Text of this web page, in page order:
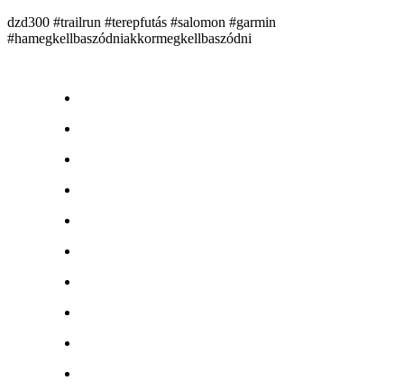
dzd300 #trailrun #terepfutás #salomon #garmin
#hamegkellbaszódniakkormegkellbaszódni